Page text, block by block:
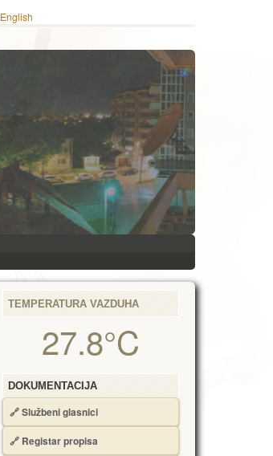
English
TEMPERATURA VAZDUHA
27.8°C
DOKUMENTACIJA
🔗Službeni glasnici
🔗 Registar propisa